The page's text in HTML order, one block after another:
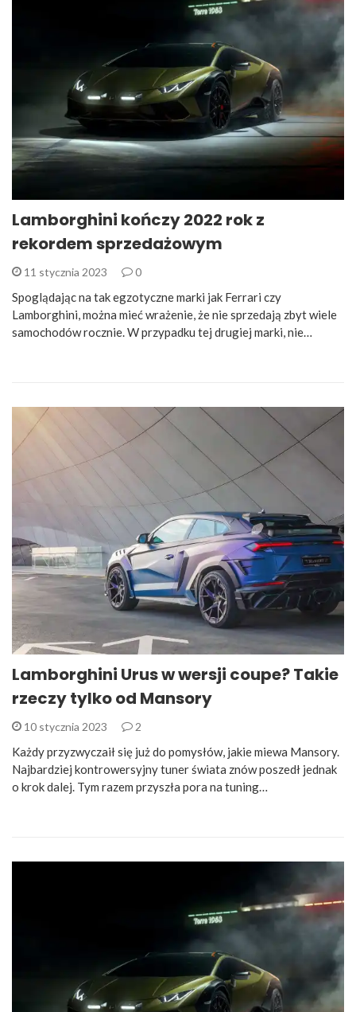
Lamborghini kończy 2022 rok z
rekordem sprzedażowym
11 stycznia 2023 0
Spoglądając na tak egzotyczne marki jak Ferrari czy
Lamborghini, można mieć wrażenie, że nie sprzedają zbyt wiele
samochodów rocznie. W przypadku tej drugiej marki, nie…
Lamborghini Urus w wersji coupe? Takie
rzeczy tylko od Mansory
10 stycznia 2023 2
Każdy przyzwyczaił się już do pomysłów, jakie miewa Mansory.
Najbardziej kontrowersyjny tuner świata znów poszedł jednak
o krok dalej. Tym razem przyszła pora na tuning…